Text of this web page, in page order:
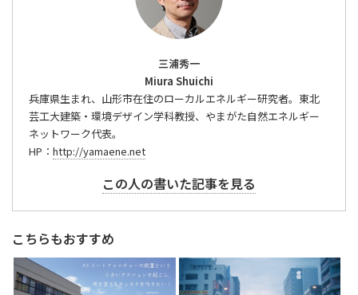
三浦秀一
Miura Shuichi
兵庫県生まれ、山形市在住のローカルエネルギー研究者。東北
芸工大建築・環境デザイン学科教授、やまがた自然エネルギー
ネットワーク代表。
HP： http://yamaene.net
この人の書いた記事を見る
こちらもおすすめ